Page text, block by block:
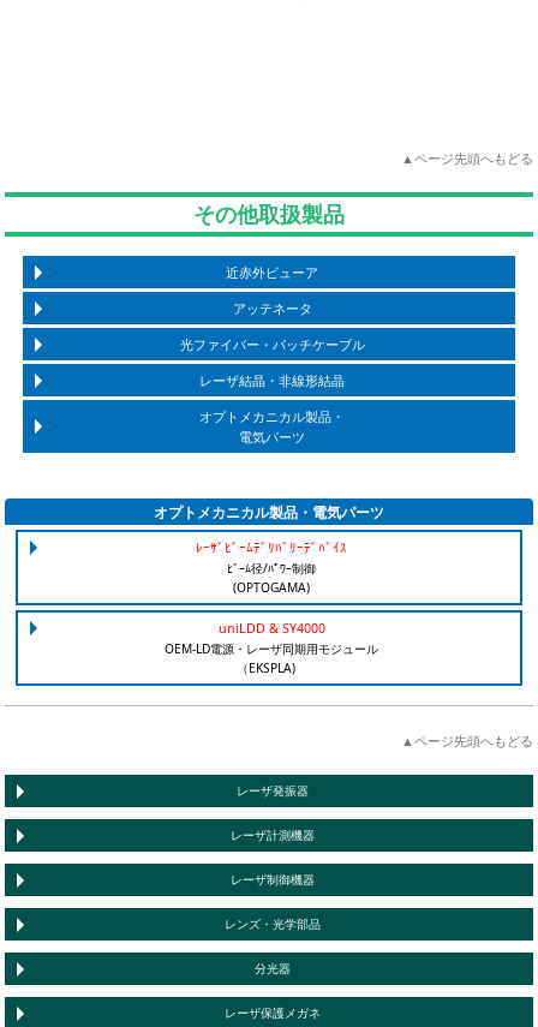
▲ページ先頭へもどる
その他取扱製品
近赤外ビューア
アッテネータ
光ファイバー・パッチケーブル
レーザ結晶・非線形結晶
オプトメカニカル製品・
電気パーツ
オプトメカニカル製品・電気パーツ
ﾚｰｻﾞﾋﾞｰﾑﾃﾞﾘﾊﾞﾘｰﾃﾞﾊﾞｲｽ
ﾋﾞｰﾑ径/ﾊﾟﾜｰ制御
(OPTOGAMA)
uniLDD & SY4000
OEM-LD電源・レーザ同期用モジュール
（EKSPLA)
▲ページ先頭へもどる
レーザ発振器
レーザ計測機器
レーザ制御機器
レンズ・光学部品
分光器
レーザ保護メガネ